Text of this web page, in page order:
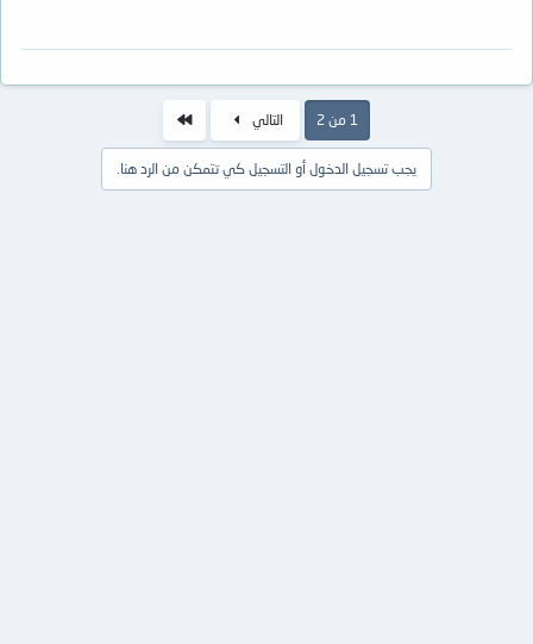
1 من 2 التالي
يجب تسجيل الدخول أو التسجيل كي تتمكن من الرد هنا.